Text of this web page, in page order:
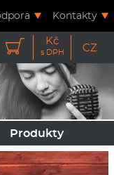
Kontakty
 Kč
s DPH CZ
Produkty